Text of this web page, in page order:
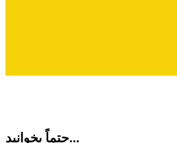
حتماً بخوانید...